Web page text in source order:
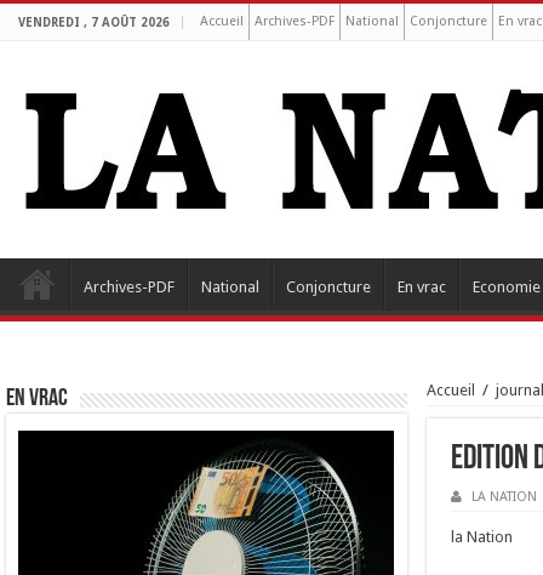
VENDREDI , 7 AOÛT 2026 Accueil Archives-PDF National Conjoncture En vrac
Archives-PDF National Conjoncture En vrac Economie
Accueil /
Edition
LA NATION
la Nation
EN VRAC